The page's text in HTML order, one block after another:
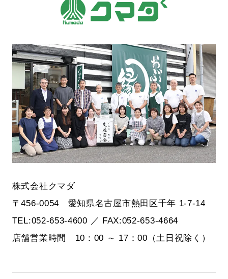
株式会社クマダ
〒456-0054 愛知県名古屋市熱田区千年 1-7-14
TEL:052-653-4600 ／ FAX:052-653-4664
店舗営業時間 10：00 ～ 17：00（土日祝除く）